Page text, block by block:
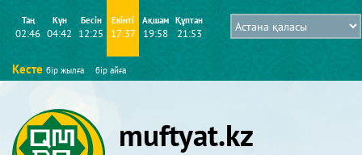
Таң
02:46
Күн
04:42
Бесін
12:25
Екінті
17:37
Ақшам
19:58
Құптан
21:53
Кесте бір жылға бір айға
muftyat.kz